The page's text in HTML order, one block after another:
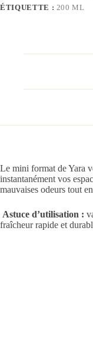
ÉTIQUETTE : 200 ML
Le mini format de Yara
instantanément vos
mauvaises odeurs tout
Astuce d’utilisation :
fraîcheur rapide et